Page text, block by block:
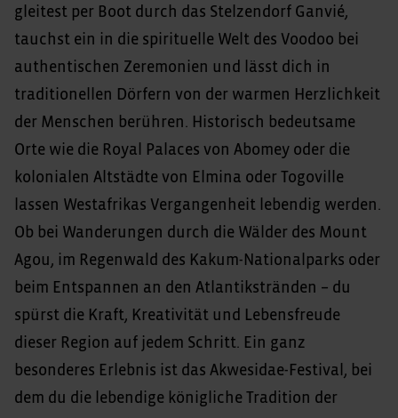
gleitest per Boot durch das Stelzendorf Ganvié,
tauchst ein in die spirituelle Welt des Voodoo bei
authentischen Zeremonien und lässt dich in
traditionellen Dörfern von der warmen Herzlichkeit
der Menschen berühren. Historisch bedeutsame
Orte wie die Royal Palaces von Abomey oder die
kolonialen Altstädte von Elmina oder Togoville
lassen Westafrikas Vergangenheit lebendig werden.
Ob bei Wanderungen durch die Wälder des Mount
Agou, im Regenwald des Kakum-Nationalparks oder
beim Entspannen an den Atlantikstränden – du
spürst die Kraft, Kreativität und Lebensfreude
dieser Region auf jedem Schritt. Ein ganz
besonderes Erlebnis ist das Akwesidae-Festival, bei
dem du die lebendige königliche Tradition der